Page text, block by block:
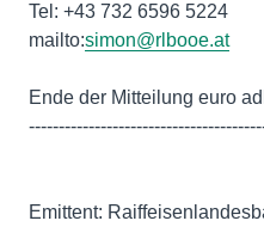
Tel: +43 732 6596 5224
mailto:simon@rlbooe.at
Ende der Mitteilung euro
Emittent: